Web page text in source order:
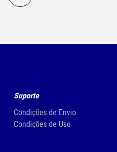
Suporte
Condições de Envio
Condições de Uso